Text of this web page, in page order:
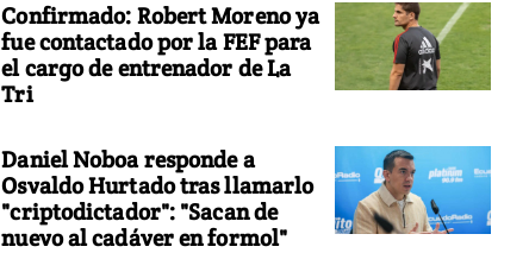
Confirmado: Robert Moreno ya
fue contactado por la FEF para
el cargo de entrenador de La
Tri
Daniel Noboa responde a
Osvaldo Hurtado tras llamarlo
"criptodictador": "Sacan de
nuevo al cadáver en formol"